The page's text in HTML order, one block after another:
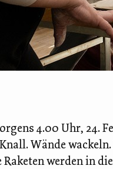
orgens 4.00 Uhr, 24.
Knall. Wände
Raketen werden in